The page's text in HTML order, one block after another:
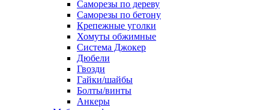
Саморезы по дереву
Саморезы по бетону
Крепежные уголки
Хомуты обжимные
Система Джокер
Дюбели
Гвозди
Гайки/шайбы
Болты/винты
Анкеры